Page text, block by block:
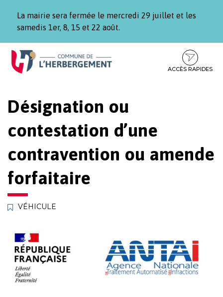
La mairie sera fermée le mercredi 29 juillet et les
samedis 1er, 8, 15 et 22 août.
Aller
Aller
contenu
Aller
pied
ACCÈS RAPIDES
Désignation ou
contestation d’une
contravention ou amende
forfaitaire
VÉHICULE